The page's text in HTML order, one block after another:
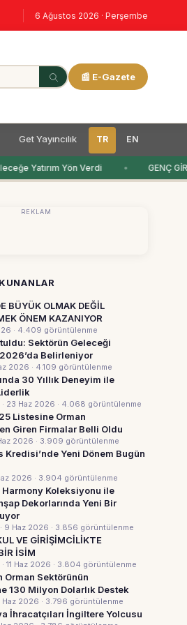
6 Ağustos 2026 · Perşembe
📰 E-Gazete
Get Yayıncılık TR EN
Yatırım Yön Verdi GENÇ
REKLAM
BÜYÜK OLMAK DEĞİL
ÖNEM KAZANIYOR
· 4.409 görüntülenme
Sektörün Geleceği
Belirleniyor
2026 · 4.109 görüntülenme
30 Yıllık Deneyim ile
· 23 Haz 2026 · 4.068 görüntülenme
Listesine Orman
Giren Firmalar Belli Oldu
2026 · 3.909 görüntülenme
Kredisi’nde Yeni Dönem Bugün
2026 · 3.904 görüntülenme
Harmony Koleksiyonu ile
Dekorlarında Yeni Bir
9 Haz 2026 · 3.856 görüntülenme
VE GİRİŞİMCİLİKTE
İSİM
11 Haz 2026 · 3.804 görüntülenme
Orman Sektörünün
130 Milyon Dolarlık Destek
Haz 2026 · 3.796 görüntülenme
İhracatçıları İngiltere Yolcusu